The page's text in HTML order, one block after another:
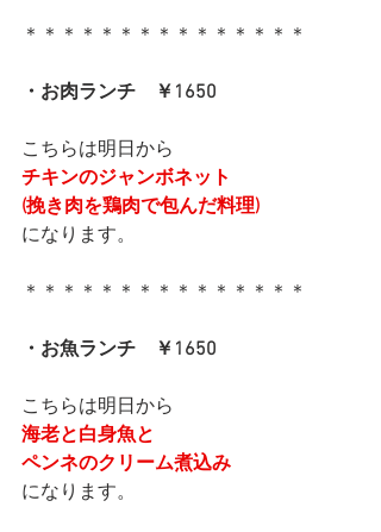
＊＊＊＊＊＊＊＊＊＊＊＊＊＊＊
・お肉ランチ　￥1650
こちらは明日から
チキンのジャンボネット
(挽き肉を鶏肉で包んだ料理)
になります。
＊＊＊＊＊＊＊＊＊＊＊＊＊＊＊
・お魚ランチ　￥1650
こちらは明日から
海老と白身魚と
ペンネのクリーム煮込み
になります。